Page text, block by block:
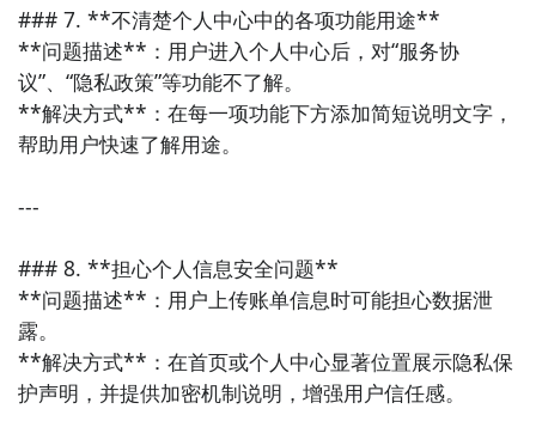
### 7. **不清楚个人中心中的各项功能用途**
**问题描述**：用户进入个人中心后，对“服务协
议”、“隐私政策”等功能不了解。
**解决方式**：在每一项功能下方添加简短说明文字，
帮助用户快速了解用途。
---
### 8. **担心个人信息安全问题**
**问题描述**：用户上传账单信息时可能担心数据泄
露。
**解决方式**：在首页或个人中心显著位置展示隐私保
护声明，并提供加密机制说明，增强用户信任感。